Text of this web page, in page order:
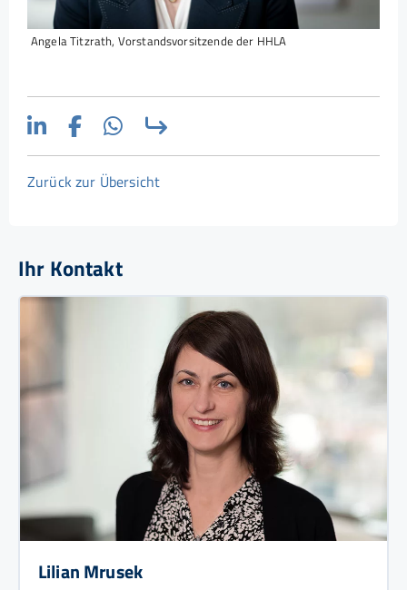
Angela Titzrath, Vorstandsvorsitzende der HHLA
Zurück zur Übersicht
Ihr Kontakt
Lilian Mrusek